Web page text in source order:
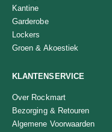
Kantine
Garderobe
Lockers
Groen & Akoestiek
KLANTENSERVICE
Over Rockmart
Bezorging & Retouren
Algemene Voorwaarden